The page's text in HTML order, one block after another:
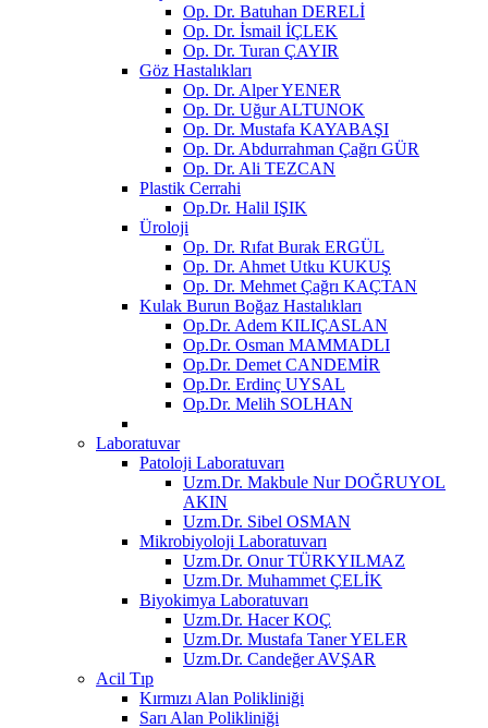
Op. Dr. Batuhan DERELİ
Op. Dr. İsmail İÇLEK
Op. Dr. Turan ÇAYIR
Göz Hastalıkları
Op. Dr. Alper YENER
Op. Dr. Uğur ALTUNOK
Op. Dr. Mustafa KAYABAŞI
Op. Dr. Abdurrahman Çağrı GÜR
Op. Dr. Ali TEZCAN
Plastik Cerrahi
Op.Dr. Halil IŞIK
Üroloji
Op. Dr. Rıfat Burak ERGÜL
Op. Dr. Ahmet Utku KUKUŞ
Op. Dr. Mehmet Çağrı KAÇTAN
Kulak Burun Boğaz Hastalıkları
Op.Dr. Adem KILIÇASLAN
Op.Dr. Osman MAMMADLI
Op.Dr. Demet CANDEMİR
Op.Dr. Erdinç UYSAL
Op.Dr. Melih SOLHAN
Laboratuvar
Patoloji Laboratuvarı
Uzm.Dr. Makbule Nur DOĞRUYOL
AKIN
Uzm.Dr. Sibel OSMAN
Mikrobiyoloji Laboratuvarı
Uzm.Dr. Onur TÜRKYILMAZ
Uzm.Dr. Muhammet ÇELİK
Biyokimya Laboratuvarı
Uzm.Dr. Hacer KOÇ
Uzm.Dr. Mustafa Taner YELER
Uzm.Dr. Candeğer AVŞAR
Acil Tıp
Kırmızı Alan Polikliniği
Sarı Alan Polikliniği